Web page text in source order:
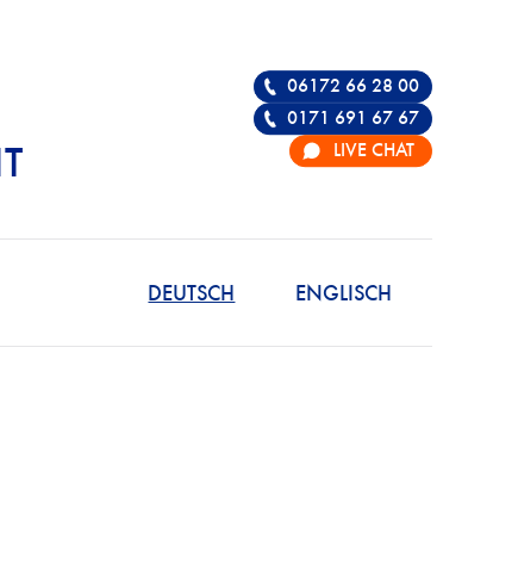
DIE
ENGLISCH
DEUTSCH
06172 66 28 00
0171 691 67 67
LIVE CHAT